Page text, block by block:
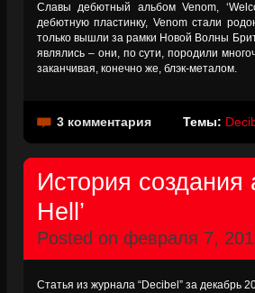
Славы дебютный альбом Venom,
дебютную пластинку, Venom стали
только вышли за рамки Новой Волны
являлись – они, по сути, породили
заканчивая, конечно же, блэк-металом.
3 комментария Темы:
История создания
Hell’
Posted on февраля 7,
Статья из журнала “Decibel” за декабрь